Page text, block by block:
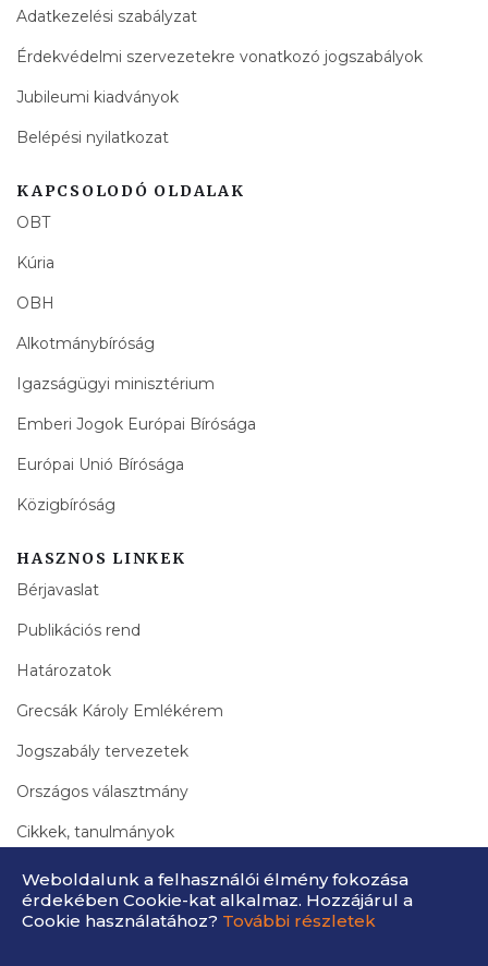
Adatkezelési szabályzat
Érdekvédelmi szervezetekre vonatkozó jogszabályok
Jubileumi kiadványok
Belépési nyilatkozat
KAPCSOLODÓ OLDALAK
OBT
Kúria
OBH
Alkotmánybíróság
Igazságügyi minisztérium
Emberi Jogok Európai Bírósága
Európai Unió Bírósága
Közigbíróság
HASZNOS LINKEK
Bérjavaslat
Publikációs rend
Határozatok
Grecsák Károly Emlékérem
Jogszabály tervezetek
Országos választmány
Cikkek, tanulmányok
Bírák Lapja Archívum
Weboldalunk a felhasználói élmény fokozása
érdekében Cookie-kat alkalmaz. Hozzájárul a
Cookie használatához? További részletek